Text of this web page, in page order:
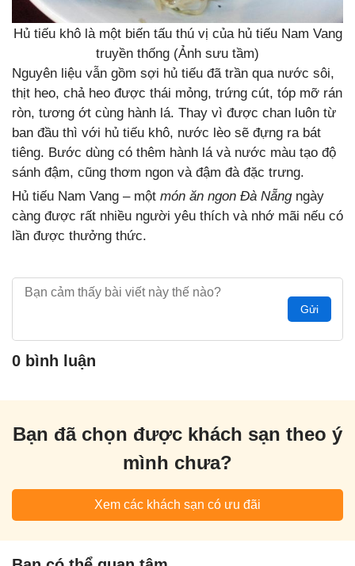
Hủ tiếu khô là một biến tấu thú vị của hủ tiếu Nam Vang
truyền thống (Ảnh sưu tầm)
Nguyên liệu vẫn gồm sợi hủ tiếu đã trần qua nước sôi,
thịt heo, chả heo được thái mỏng, trứng cút, tóp mỡ rán
ròn, tương ớt cùng hành lá. Thay vì được chan luôn từ
ban đầu thì với hủ tiếu khô, nước lèo sẽ đựng ra bát
tiêng. Bước dùng có thêm hành lá và nước màu tạo độ
sánh đậm, cũng thơm ngon và đậm đà đặc trưng.
Hủ tiếu Nam Vang – một món ăn ngon Đà Nẵngngày
càng được rất nhiều người yêu thích và nhớ mãi nếu có
lần được thưởng thức.
Gửi
0 bình luận
Bạn đã chọn được khách sạn theo ý
mình chưa?
Xem các khách sạn có ưu đãi